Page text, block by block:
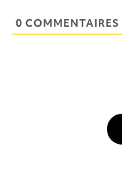
0 COMMENTAIRES